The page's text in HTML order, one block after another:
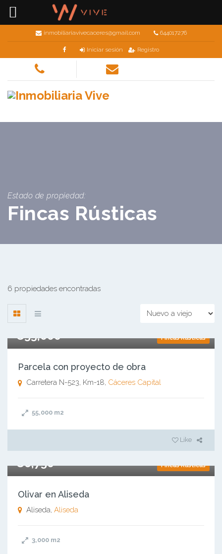
inmobiliariavivecaceres@gmail.com 644017276
Iniciar sesión Registro
Estado de propiedad:
Fincas Rústicas
6 propiedades encontradas
Fincas Rústicas
€55,000
Parcela con proyecto de obra
Carretera N-523, Km-18, Cáceres Capital
55,000 m2
Like
Fincas Rústicas
€6,750
Olivar en Aliseda
Aliseda, Aliseda
3,000 m2